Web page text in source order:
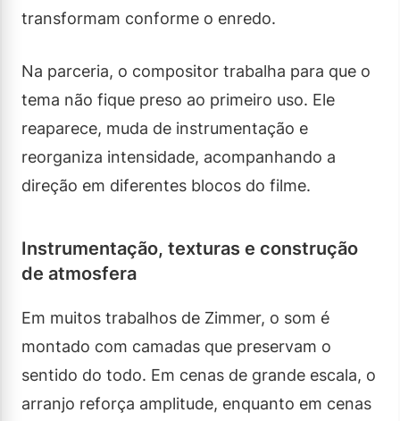
transformam conforme o enredo.
Na parceria, o compositor trabalha para que o
tema não fique preso ao primeiro uso. Ele
reaparece, muda de instrumentação e
reorganiza intensidade, acompanhando a
direção em diferentes blocos do filme.
Instrumentação, texturas e construção
de atmosfera
Em muitos trabalhos de Zimmer, o som é
montado com camadas que preservam o
sentido do todo. Em cenas de grande escala, o
arranjo reforça amplitude, enquanto em cenas